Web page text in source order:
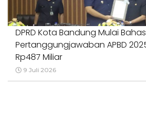
DPRD Kota Bandung Mulai
Pertanggungjawaban APBD
Rp487 Miliar
9 Juli 2026